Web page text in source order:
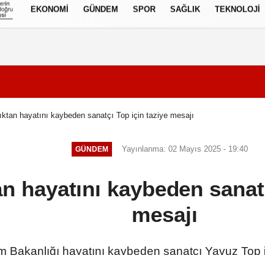
EKONOMİ GÜNDEM SPOR SAĞLIK TEKNOLOJİ
hayatını kaybeden sanatçı Top için taziye mesajı
GÜNDEM Yayınlanma: 02 Mayıs 2025 - 19:40
hayatını kaybeden
mesajı
Bakanlığı hayatını kaybeden sanatçı Yavuz Top